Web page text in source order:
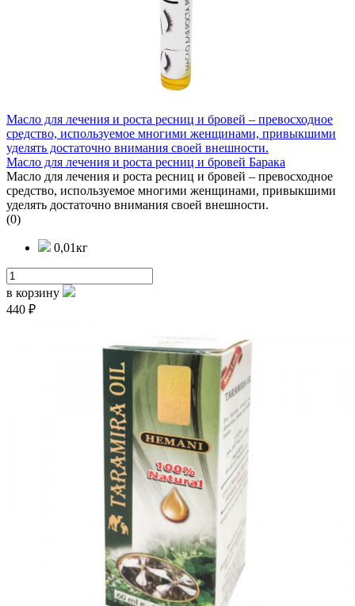
Масло для лечения и роста ресниц и бровей – превосходное
средство, используемое многими женщинами, привыкшими
уделять достаточно внимания своей внешности.
Масло для лечения и роста ресниц и бровей Барака
Масло для лечения и роста ресниц и бровей – превосходное
средство, используемое многими женщинами, привыкшими
уделять достаточно внимания своей внешности.
(0)
0,01кг
в корзину
440 ₽